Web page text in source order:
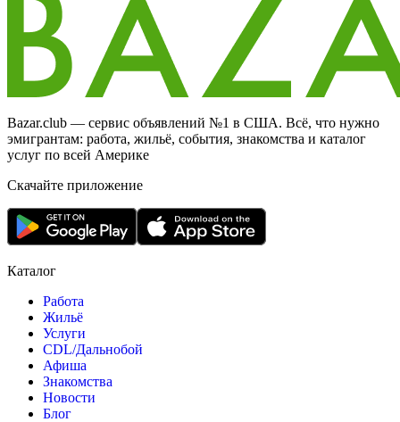
Bazar.club — сервис объявлений №1 в США. Всё, что нужно
эмигрантам: работа, жильё, события, знакомства и каталог
услуг по всей Америке
Скачайте приложение
Каталог
Работа
Жильё
Услуги
CDL/Дальнобой
Афиша
Знакомства
Новости
Блог